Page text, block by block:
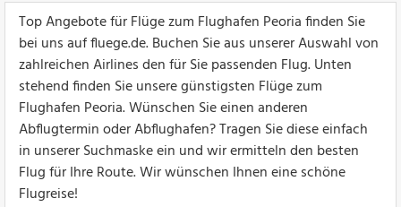
Top Angebote für Flüge zum Flughafen Peoria finden Sie
bei uns auf fluege.de. Buchen Sie aus unserer Auswahl von
zahlreichen Airlines den für Sie passenden Flug. Unten
stehend finden Sie unsere günstigsten Flüge zum
Flughafen Peoria. Wünschen Sie einen anderen
Abflugtermin oder Abflughafen? Tragen Sie diese einfach
in unserer Suchmaske ein und wir ermitteln den besten
Flug für Ihre Route. Wir wünschen Ihnen eine schöne
Flugreise!